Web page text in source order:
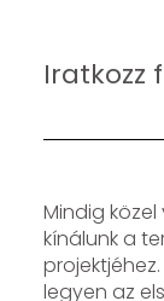
Iratkozz
Mindig
kínálunk a
legyen az